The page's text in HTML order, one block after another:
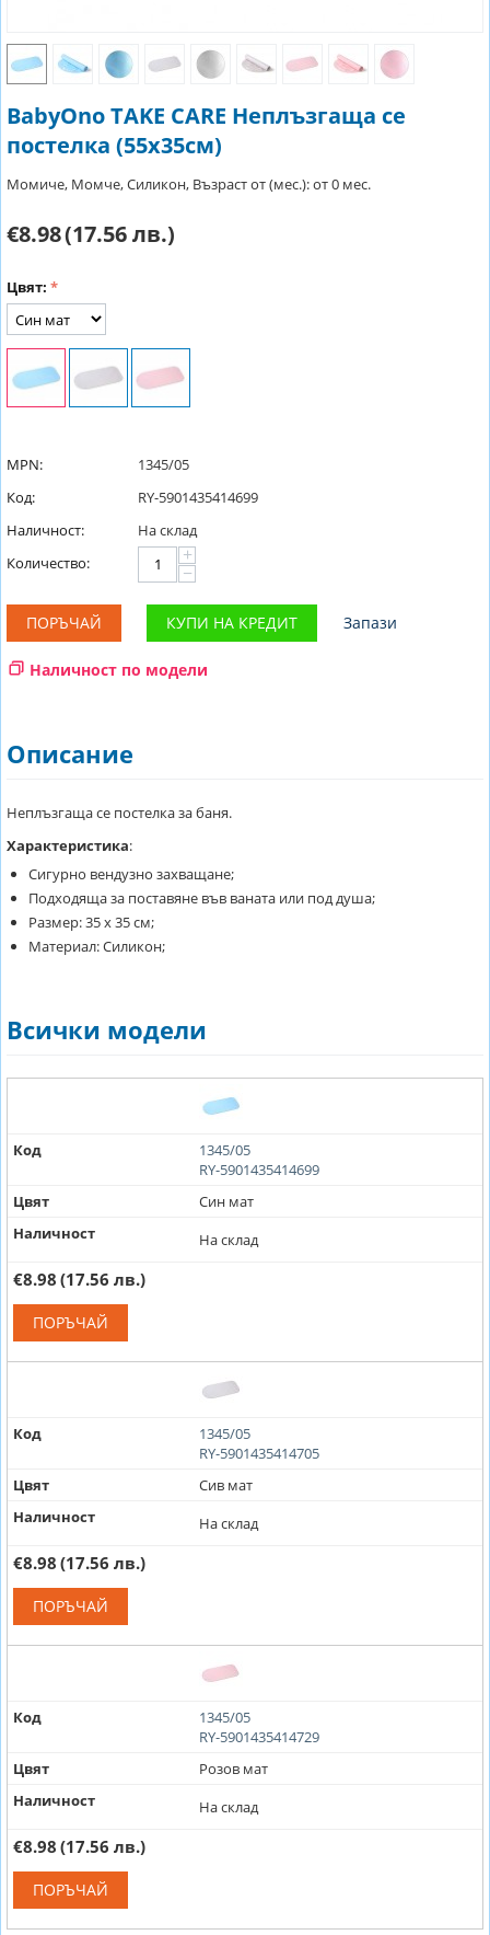
BabyOno TAKE CARE Неплъзгаща се
постелка (55х35см)
Момиче, Момче, Силикон, Възраст от (мес.): от 0 мес.
€8.98(17.56 лв.)
Цвят:
MPN:
1345/05
Код:
RY-5901435414699
Наличност:
На склад
Количество:
+
−
ПОРЪЧАЙ КУПИ НА КРЕДИТ Запази
Наличност по модели
Описание
Неплъзгаща се постелка за баня.
Характеристика:
Сигурно вендузно захващане;
Подходяща за поставяне във ваната или под душа;
Размер: 35 х 35 см;
Материал: Силикон;
Всички модели
Код
1345/05
RY-5901435414699
Цвят
Син мат
Наличност
На склад
€8.98 (17.56 лв.)
ПОРЪЧАЙ
Код
1345/05
RY-5901435414705
Цвят
Сив мат
Наличност
На склад
€8.98 (17.56 лв.)
ПОРЪЧАЙ
Код
1345/05
RY-5901435414729
Цвят
Розов мат
Наличност
На склад
€8.98 (17.56 лв.)
ПОРЪЧАЙ